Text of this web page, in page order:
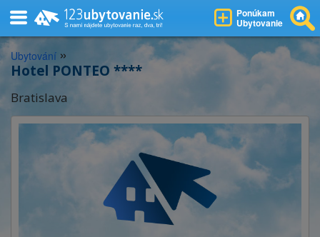
Ponúkam
Ubytovanie
Ubytování »
Hotel PONTEO ****
Bratislava